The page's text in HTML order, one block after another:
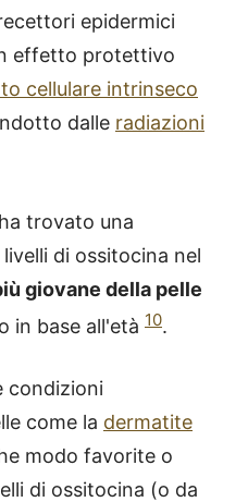
epidermici
effetto protettivo
cellulare intrinseco
dalle radiazioni
trovato una
di ossitocina nel
giovane della pelle
in base all'età 10.
condizioni
come la dermatite
modo favorite o
di ossitocina (o da